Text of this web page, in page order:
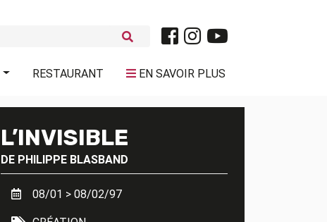
RESTAURANT EN SAVOIR PLUS
L’INVISIBLE
DE PHILIPPE BLASBAND
08/01 > 08/02/97